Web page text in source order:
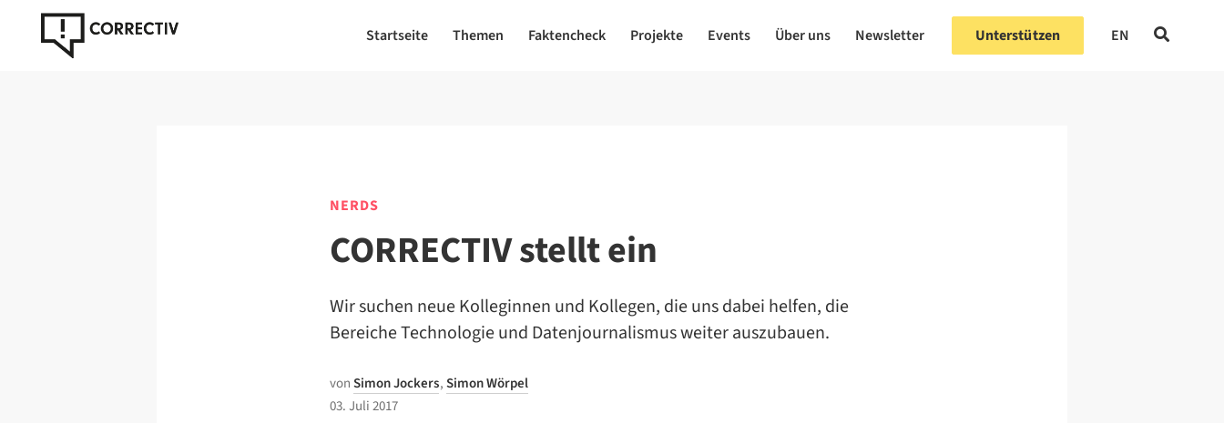
Startseite Themen Faktencheck Projekte Events Über uns Newsletter Unterstützen EN
NERDS
CORRECTIV stellt ein
Wir suchen neue Kolleginnen und Kollegen, die uns dabei helfen, die
Bereiche Technologie und Datenjournalismus weiter auszubauen.
vonSimon Jockers,Simon Wörpel
03. Juli 2017